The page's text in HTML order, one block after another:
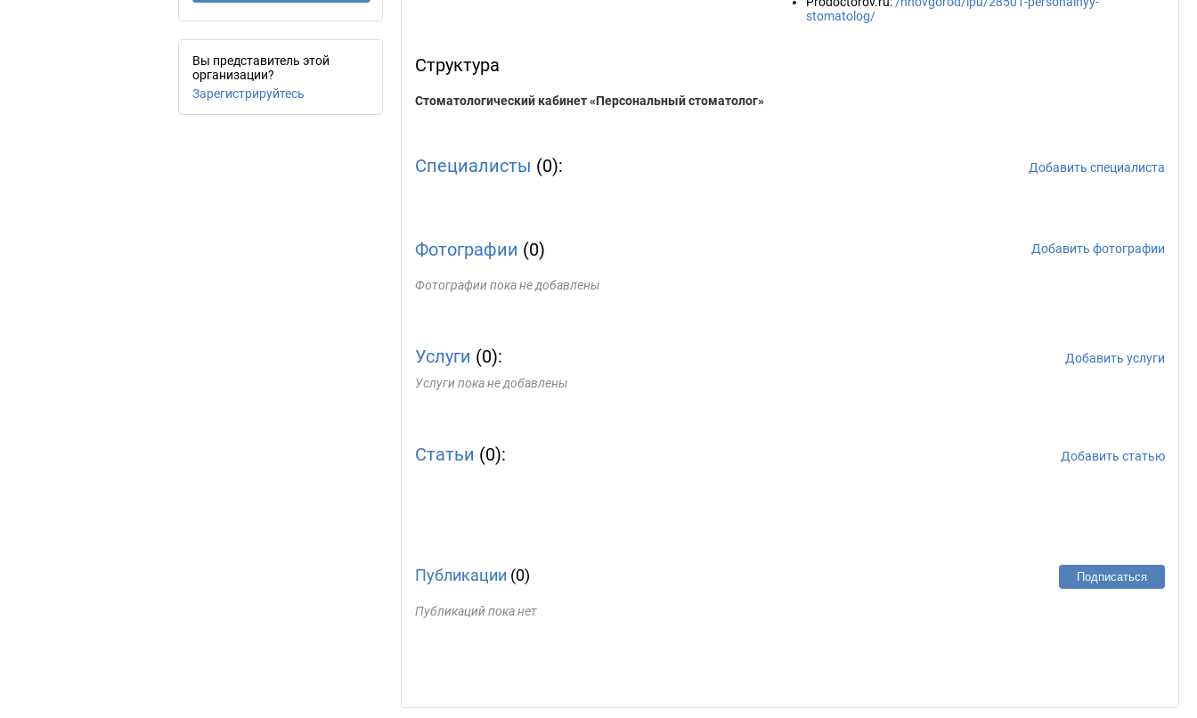
Вы представитель этой
организации?
Зарегистрируйтесь
stomatolog/
Структура
Стоматологический кабинет «Персональный стоматолог»
Специалисты (0): Добавить специалиста
Фотографии (0) Добавить фотографии
Фотографии пока не добавлены
Услуги (0):
Добавить услуги
Услуги пока не добавлены
Статьи (0): Добавить статью
Публикации (0) Подписаться
Публикаций пока нет